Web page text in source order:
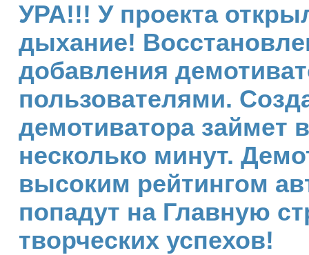
УРА!!! У проекта
дыхание!
добавления
пользователями.
демотиватора займет
несколько минут.
высоким рейтингом
попадут на Главную
творческих успехов!